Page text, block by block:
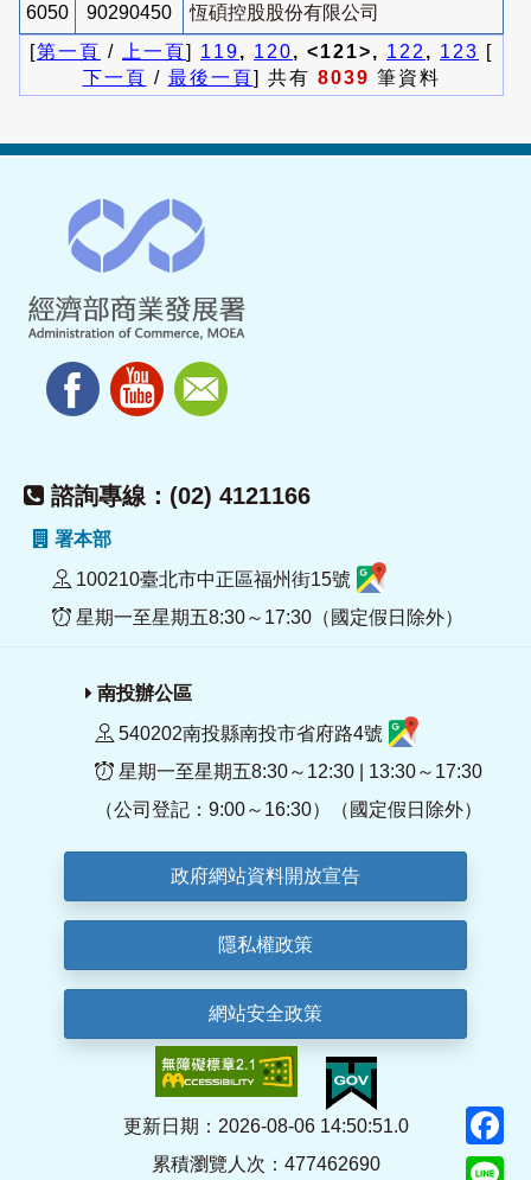
6050 90290450
恆碩控股股份有限公司
[第一頁 / 上一頁] 119, 120, <121>, 122 , 123 [
下一頁 / 最後一頁] 共有 8039 筆資料
諮詢專線：(02) 4121166
署本部
100210臺北市中正區福州街15號
星期一至星期五8:30～17:30（國定假日除外）
南投辦公區
540202南投縣南投市省府路4號
星期一至星期五8:30～12:30 | 13:30～17:30
（公司登記：9:00～16:30）（國定假日除外）
政府網站資料開放宣告
隱私權政策
網站安全政策
更新日期：2026-08-06 14:50:51.0
累積瀏覽人次：477462690